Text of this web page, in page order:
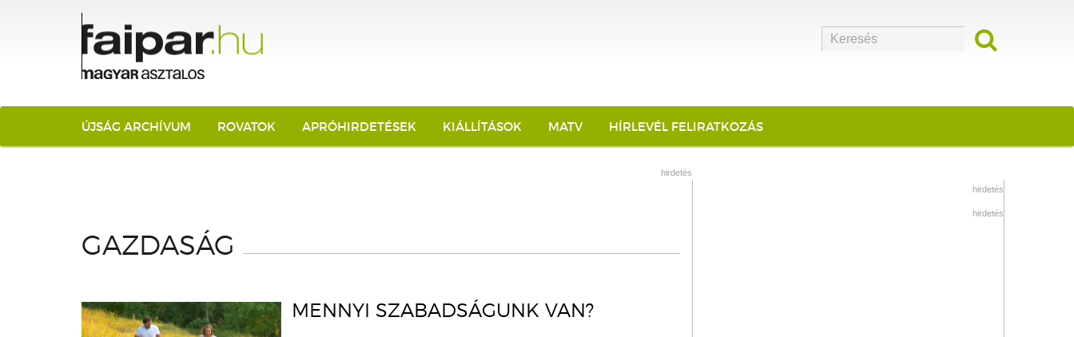
ÚJSÁG ARCHÍVUM ROVATOK APRÓHIRDETÉSEK KIÁLLÍTÁSOK MATV HÍRLEVÉL FELIRATKOZÁS
hirdetés
GAZDASÁG
MENNYI SZABADSÁGUNK VAN?
hirdetés
hirdetés